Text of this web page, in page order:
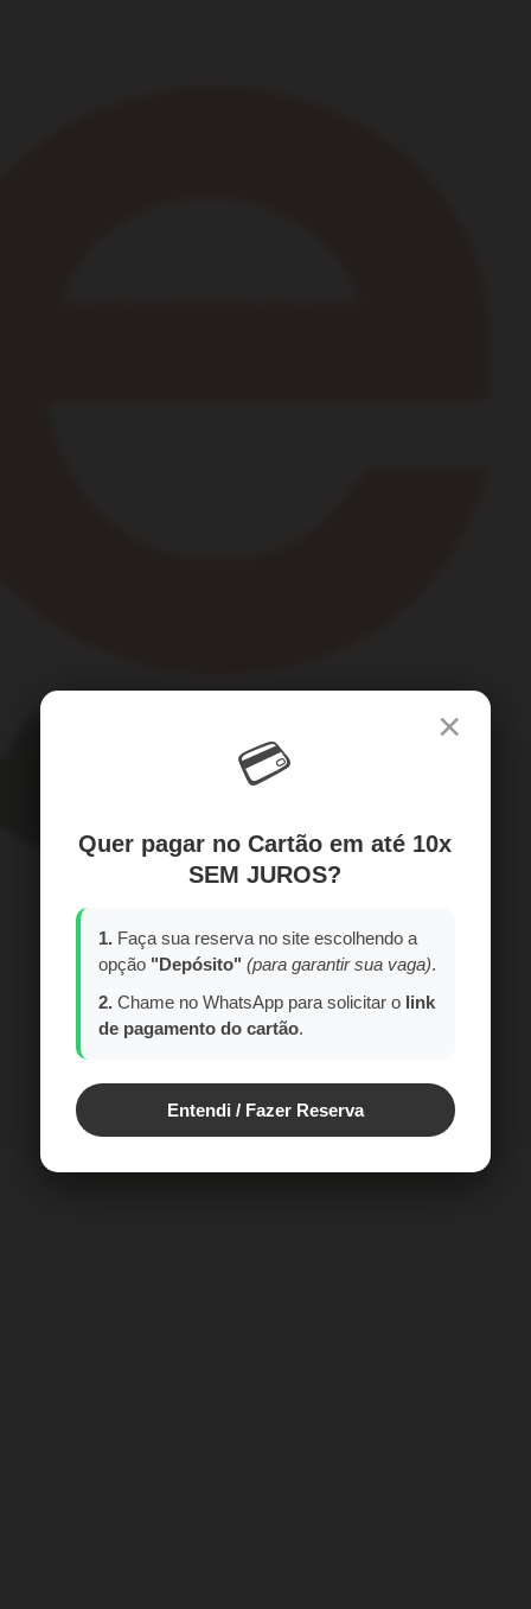
×
💳
Quer pagar no Cartão em até 10x
SEM JUROS?
1.Faça sua reserva no site escolhendo a
opção "Depósito" (para garantir sua vaga).
2.Chame no WhatsApp para solicitar o link
de pagamento do cartão.
Entendi / Fazer Reserva